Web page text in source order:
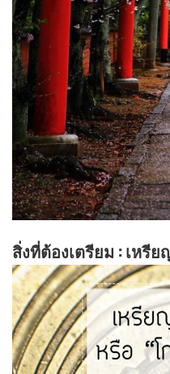
สิ่งที่ต้องเตรียม : เหรี